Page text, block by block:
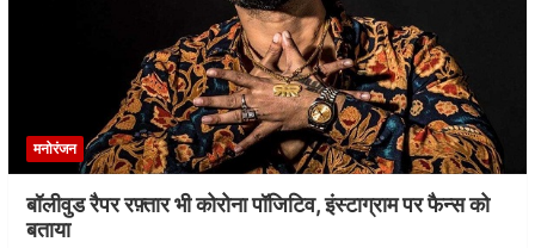
मनोरंजन
बॉलीवुड रैपर रफ़्तार भी कोरोना पॉजिटिव, इंस्टाग्राम पर फैन्स को
बताया